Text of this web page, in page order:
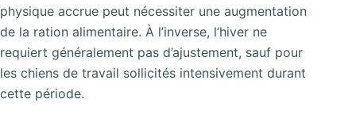
physique accrue peut nécessiter une augmentation
de la ration alimentaire. À l’inverse, l’hiver ne
requiert généralement pas d’ajustement, sauf pour
les chiens de travail sollicités intensivement durant
cette période.